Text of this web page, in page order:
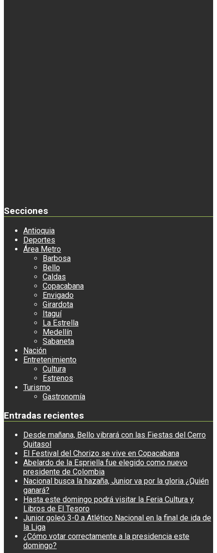
Secciones
Antioquia
Deportes
Área Metro
Barbosa
Bello
Caldas
Copacabana
Envigado
Girardota
Itaguí
La Estrella
Medellín
Sabaneta
Nación
Entretenimiento
Cultura
Estrenos
Turismo
Gastronomía
Entradas recientes
Desde mañana, Bello vibrará con las Fiestas del Cerro
Quitasol
El Festival del Chorizo se vive en Copacabana
Abelardo de la Espriella fue elegido como nuevo
presidente de Colombia
Nacional busca la hazaña, Junior va por la gloria ¿Quién
ganará?
Hasta este domingo podrá visitar la Feria Cultura y
Libros de El Tesoro
Junior goleó 3-0 a Atlético Nacional en la final de ida de
la Liga
¿Cómo votar correctamente a la presidencia este
domingo?